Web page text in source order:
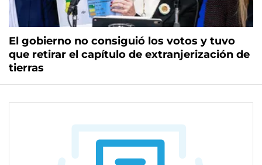
El gobierno no consiguió los votos y tuvo
que retirar el capítulo de extranjerización de
tierras